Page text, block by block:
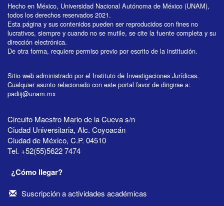
Hecho en México, Universidad Nacional Autónoma de México (UNAM),
todos los derechos reservados 2021.
Esta página y sus contenidos pueden ser reproducidos con fines no
lucrativos, siempre y cuando no se mutile, se cite la fuente completa y su
dirección electrónica.
De otra forma, requiere permiso previo por escrito de la institución.
Sitio web administrado por el Instituto de Investigaciones Jurídicas.
Cualquier asunto relacionado con este portal favor de dirigirse a:
padiij@unam.mx
Circuito Maestro Mario de la Cueva s/n
Ciudad Universitaria, Alc. Coyoacán
Ciudad de México, C.P. 04510
Tel. +52(55)5622 7474
¿Cómo llegar?
Suscripción a actividades académicas